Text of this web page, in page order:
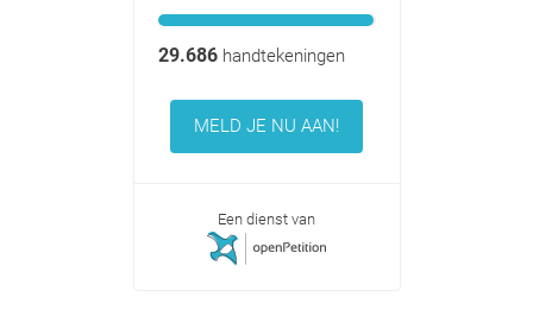
29.686handtekeningen
MELD JE NU AAN!
Een dienst van